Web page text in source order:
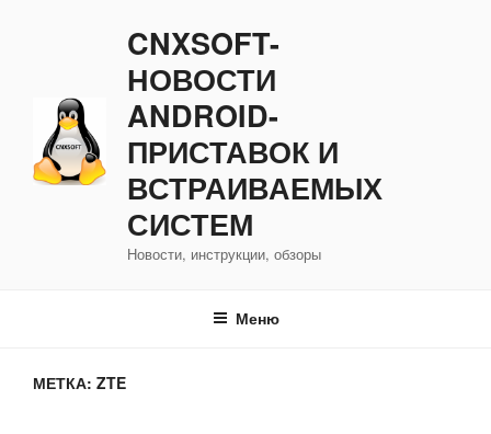
CNXSOFT-
НОВОСТИ
ANDROID-
ПРИСТАВОК И
ВСТРАИВАЕМЫХ
СИСТЕМ
Новости, инструкции, обзоры
Меню
МЕТКА: ZTE